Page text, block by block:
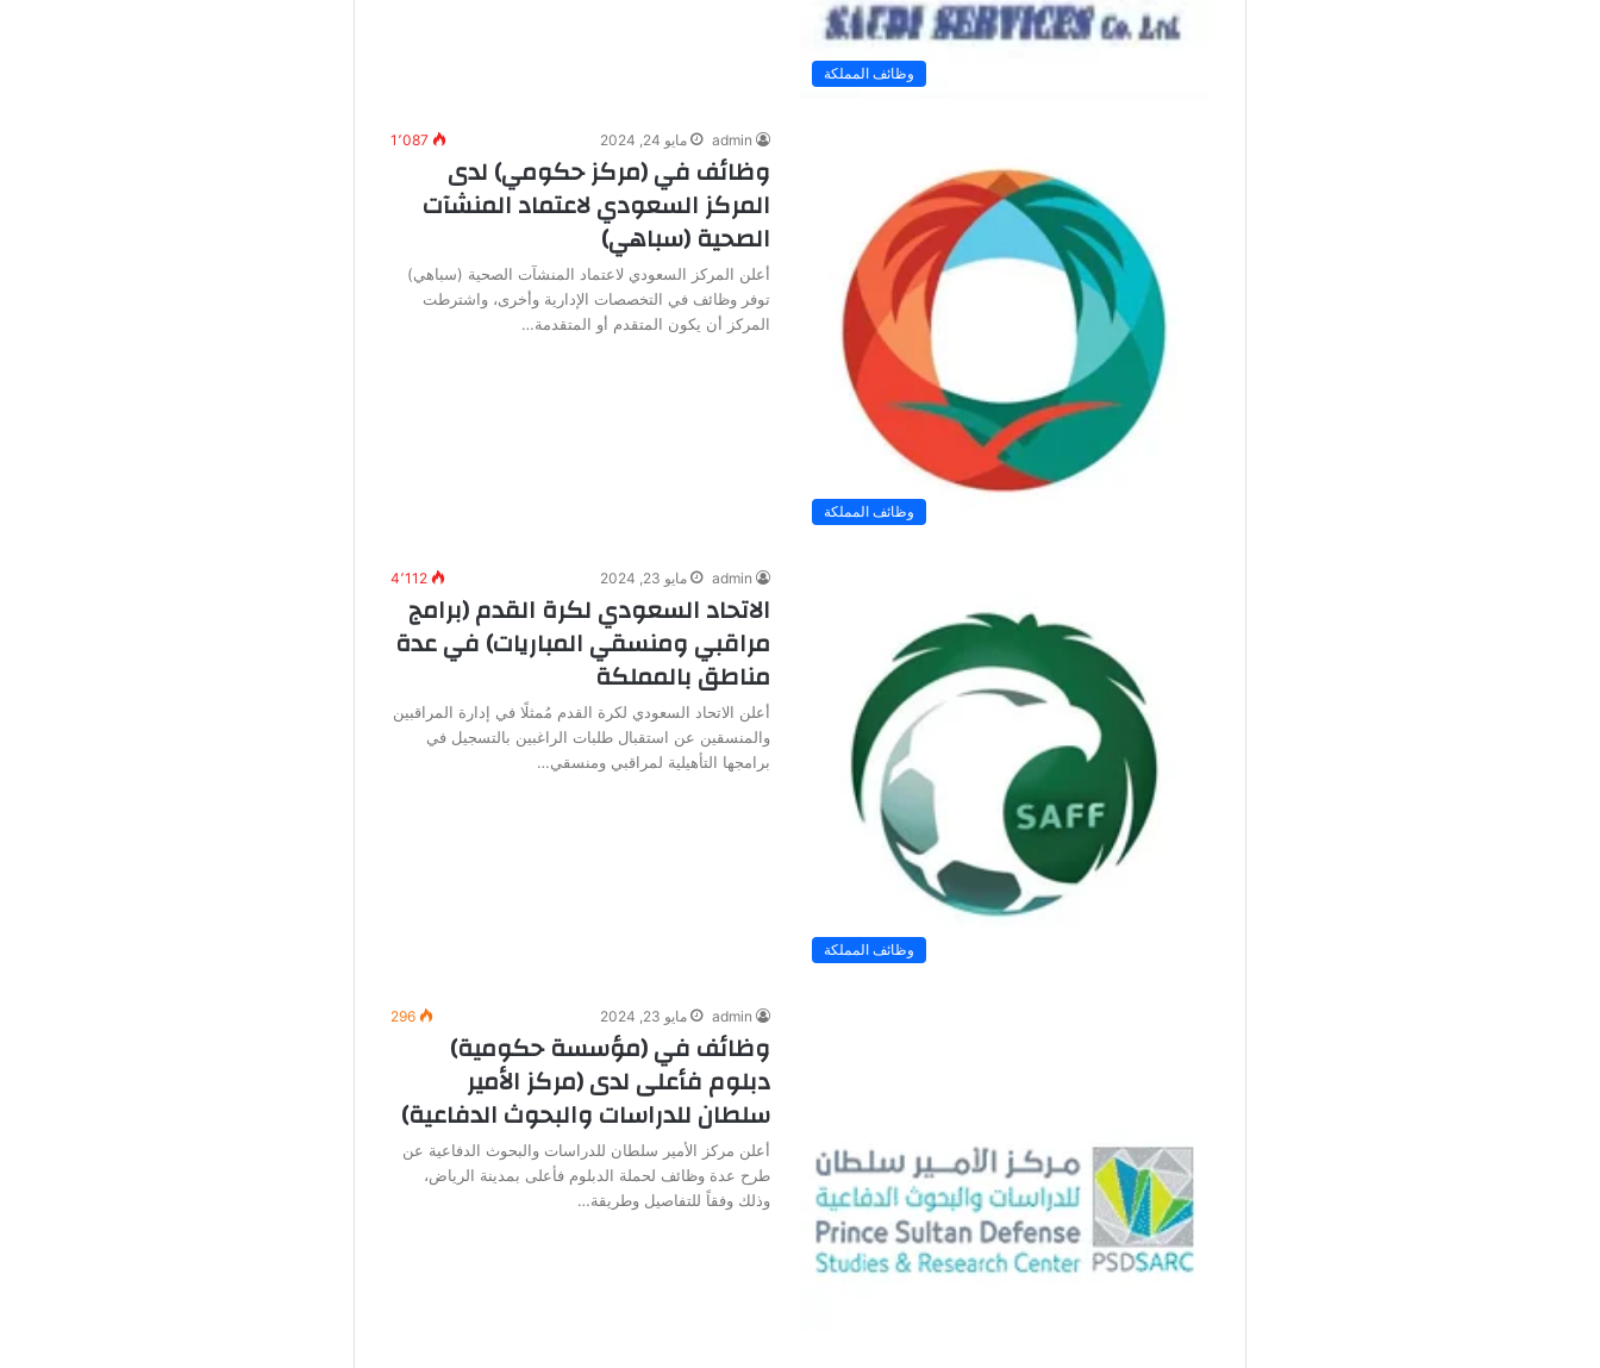
وظائف المملكة
وظائف المملكة
admin مايو 24, 2024 1٬087
وظائف في (مركز حكومي) لدى
المركز السعودي لاعتماد المنشآت
الصحية (سباهي)
أعلن المركز السعودي لاعتماد المنشآت الصحية (سباهي)
توفر وظائف في التخصصات الإدارية وأخرى، واشترطت
المركز أن يكون المتقدم أو المتقدمة…
وظائف المملكة
admin مايو 23, 2024 4٬112
الاتحاد السعودي لكرة القدم (برامج
مراقبي ومنسقي المباريات) في عدة
مناطق بالمملكة
أعلن الاتحاد السعودي لكرة القدم مُمثلًا في إدارة المراقبين
والمنسقين عن استقبال طلبات الراغبين بالتسجيل في
برامجها التأهيلية لمراقبي ومنسقي…
admin مايو 23, 2024 296
وظائف في (مؤسسة حكومية)
دبلوم فأعلى لدى (مركز الأمير
سلطان للدراسات والبحوث الدفاعية)
أعلن مركز الأمير سلطان للدراسات والبحوث الدفاعية عن
طرح عدة وظائف لحملة الدبلوم فأعلى بمدينة الرياض،
وذلك وفقاً للتفاصيل وطريقة…